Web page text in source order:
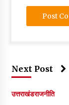
Next Post
उत्तराखंडराजनीति